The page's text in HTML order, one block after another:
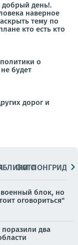
добрый день!.
наверное
тему по
кто есть кто
о
будет
дорог и
ФОТОЛОНГРИДЫ
военный блок, но
оговориться"
два